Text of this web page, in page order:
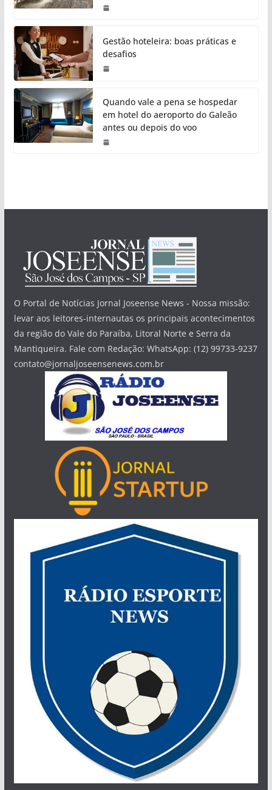
Gestão hoteleira: boas práticas e
desafios
Quando vale a pena se hospedar
em hotel do aeroporto do Galeão
antes ou depois do voo
O Portal de Notícias Jornal Joseense News - Nossa missão:
levar aos leitores-internautas os principais acontecimentos
da região do Vale do Paraíba, Litoral Norte e Serra da
Mantiqueira. Fale com Redação: WhatsApp: (12) 99733-9237
contato@jornaljoseensenews.com.br